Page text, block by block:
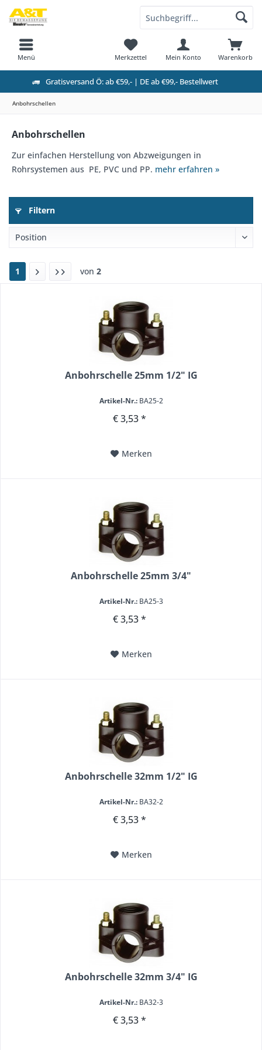
Gratisversand Ö: ab €59,- | DE ab €99,- Bestellwert
Warenkorb
Merkzettel Mein Konto
Menü
Anbohrschellen
Anbohrschellen
Zur einfachen Herstellung von Abzweigungen in
Rohrsystemen aus PE, PVC und PP. mehr erfahren »
Filtern
1 von 2
Anbohrschelle 25mm 1/2" IG
Artikel-Nr.:BA25-2
€ 3,53 *
Merken
Anbohrschelle 25mm 3/4"
Artikel-Nr.:BA25-3
€ 3,53 *
Merken
Anbohrschelle 32mm 1/2" IG
Artikel-Nr.:BA32-2
€ 3,53 *
Merken
Anbohrschelle 32mm 3/4" IG
Artikel-Nr.:BA32-3
€ 3,53 *